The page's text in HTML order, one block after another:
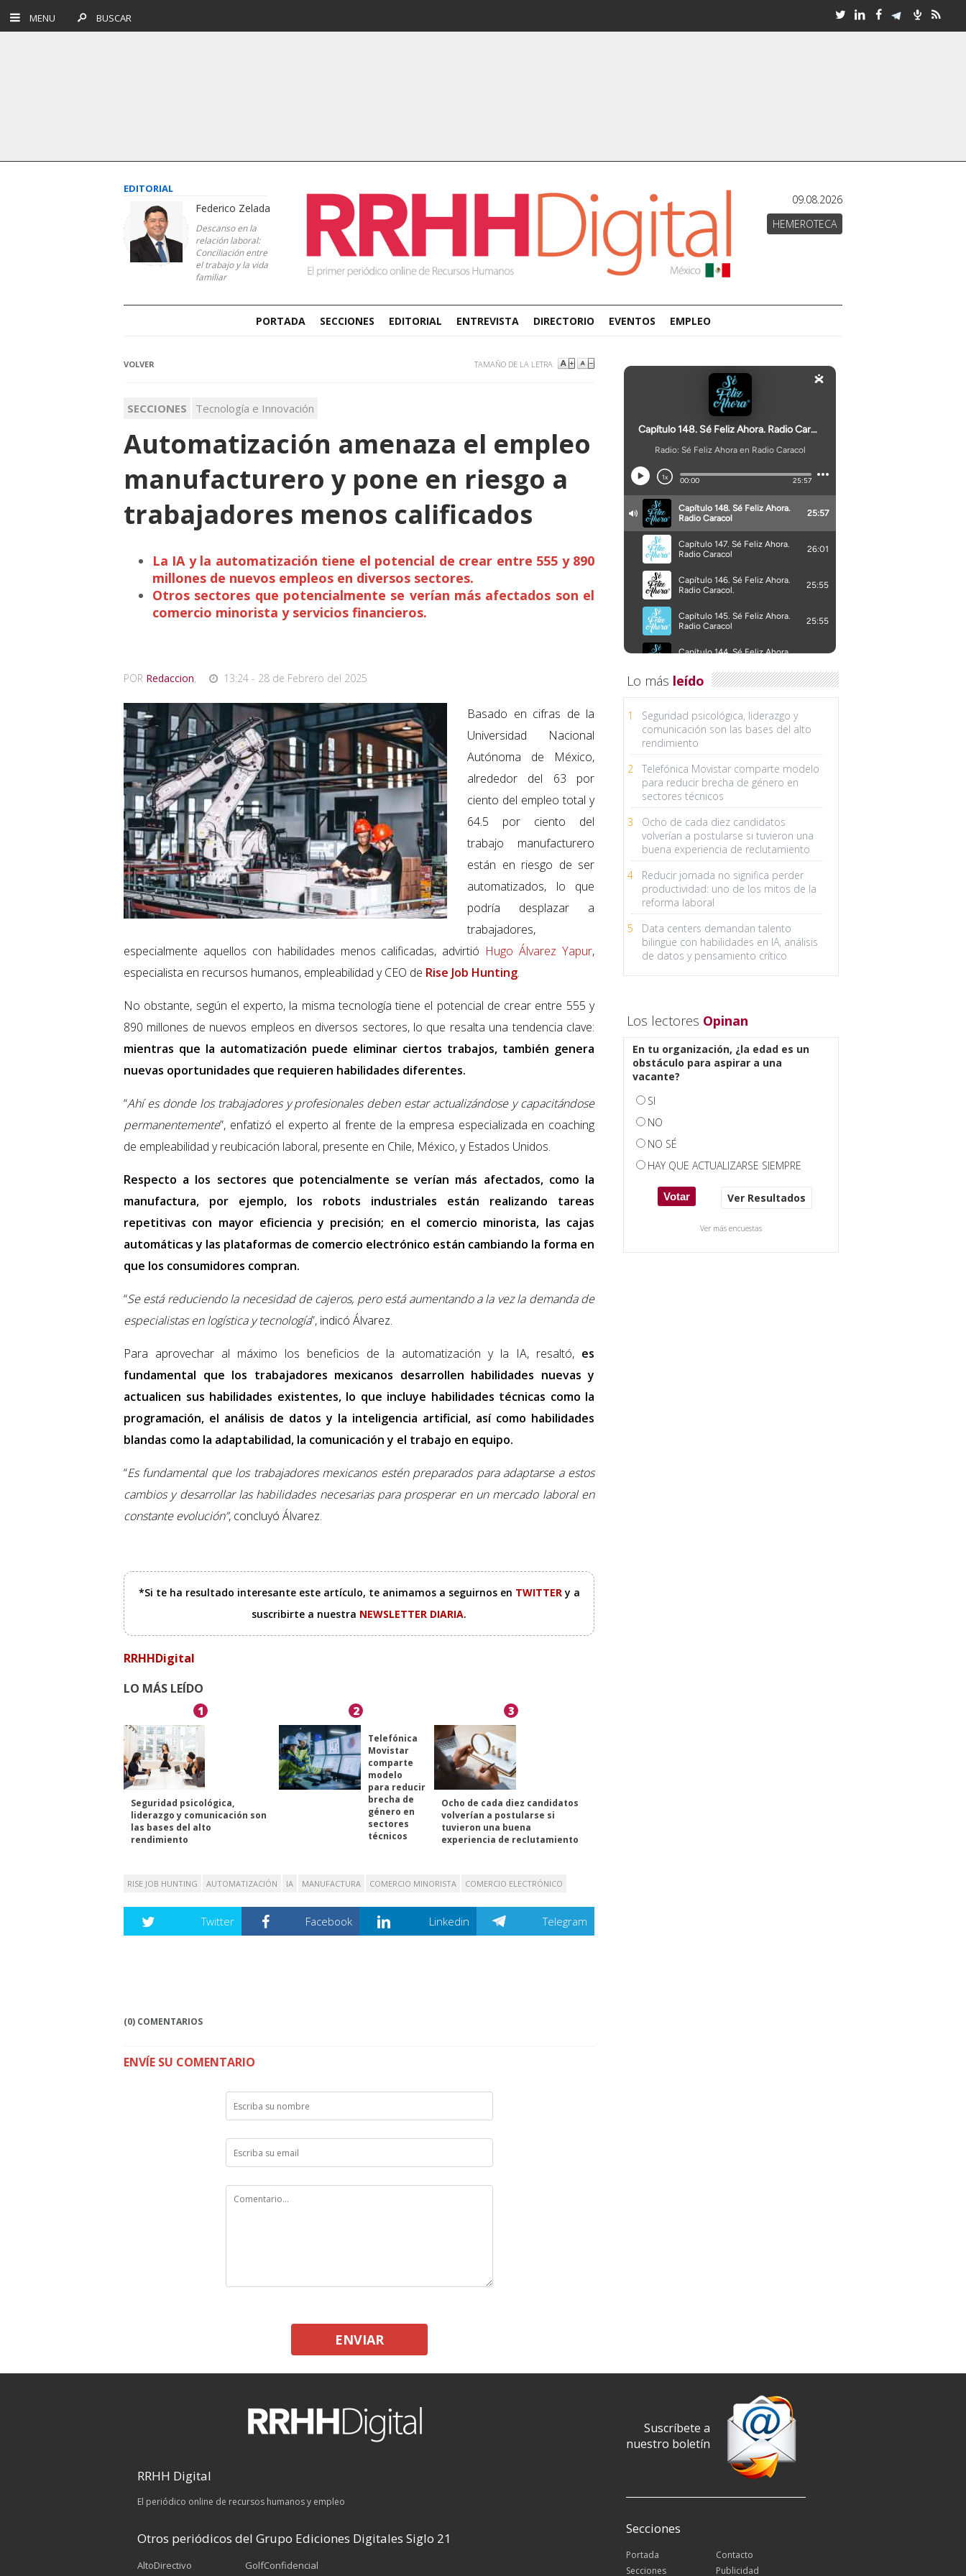
MENU BUSCAR
EDITORIAL
Federico Zelada
Descanso en la
relación laboral:
Conciliación entre
el trabajo y la vida
familiar
09.08.2026
HEMEROTECA
PORTADA SECCIONES EDITORIAL ENTREVISTA DIRECTORIO EVENTOS EMPLEO
VOLVER TAMAÑO DE LA LETRA
SECCIONES Tecnología e Innovación
Automatización amenaza el empleo
manufacturero y pone en riesgo a
trabajadores menos calificados
La IA y la automatización tiene el potencial de crear entre 555 y 890
millones de nuevos empleos en diversos sectores.
Otros sectores que potencialmente se verían más afectados son el
comercio minorista y servicios financieros.
POR Redaccion, 13:24 - 28 de Febrero del 2025
Basado en cifras de la
Universidad Nacional
Autónoma de México,
alrededor del 63 por
ciento del empleo total y
64.5 por ciento del
trabajo manufacturero
están en riesgo de ser
automatizados, lo que
podría desplazar a
trabajadores,
especialmente aquellos con habilidades menos calificadas, advirtió Hugo Álvarez Yapur,
especialista en recursos humanos, empleabilidad y CEO de Rise Job Hunting.
No obstante, según el experto, la misma tecnología tiene el potencial de crear entre 555 y
890 millones de nuevos empleos en diversos sectores, lo que resalta una tendencia clave:
mientras que la automatización puede eliminar ciertos trabajos, también genera
nuevas oportunidades que requieren habilidades diferentes.
“Ahí es donde los trabajadores y profesionales deben estar actualizándose y capacitándose
permanentemente”, enfatizó el experto al frente de la empresa especializada en coaching
de empleabilidad y reubicación laboral, presente en Chile, México, y Estados Unidos.
Respecto a los sectores que potencialmente se verían más afectados, como la
manufactura, por ejemplo, los robots industriales están realizando tareas
repetitivas con mayor eficiencia y precisión; en el comercio minorista, las cajas
automáticas y las plataformas de comercio electrónico están cambiando la forma en
que los consumidores compran.
“Se está reduciendo la necesidad de cajeros, pero está aumentando a la vez la demanda de
especialistas en logística y tecnología”, indicó Álvarez.
Para aprovechar al máximo los beneficios de la automatización y la IA, resaltó, es
fundamental que los trabajadores mexicanos desarrollen habilidades nuevas y
actualicen sus habilidades existentes, lo que incluye habilidades técnicas como la
programación, el análisis de datos y la inteligencia artificial, así como habilidades
blandas como la adaptabilidad, la comunicación y el trabajo en equipo.
“Es fundamental que los trabajadores mexicanos estén preparados para adaptarse a estos
cambios y desarrollar las habilidades necesarias para prosperar en un mercado laboral en
constante evolución”, concluyó Álvarez.
*Si te ha resultado interesante este artículo, te animamos a seguirnos en TWITTERy a
suscribirte a nuestra NEWSLETTER DIARIA.
RRHHDigital
LO MÁS LEÍDO
1
Seguridad psicológica,
liderazgo y comunicación son
las bases del alto
rendimiento
2
Telefónica
Movistar
comparte
modelo
para reducir
brecha de
género en
sectores
técnicos
3
Ocho de cada diez candidatos
volverían a postularse si
tuvieron una buena
experiencia de reclutamiento
RISE JOB HUNTING AUTOMATIZACIÓN IA MANUFACTURA COMERCIO MINORISTA COMERCIO ELECTRÓNICO
Twitter Facebook Linkedin Telegram
(0) COMENTARIOS
ENVÍE SU COMENTARIO
ENVIAR
Lo más leído
1
Seguridad psicológica, liderazgo y
comunicación son las bases del alto
rendimiento
2
Telefónica Movistar comparte modelo
para reducir brecha de género en
sectores técnicos
3
Ocho de cada diez candidatos
volverían a postularse si tuvieron una
buena experiencia de reclutamiento
4
Reducir jornada no significa perder
productividad: uno de los mitos de la
reforma laboral
5
Data centers demandan talento
bilingüe con habilidades en IA, análisis
de datos y pensamiento crítico
Los lectores Opinan
En tu organización, ¿la edad es un
obstáculo para aspirar a una
vacante?
SI
NO
NO SÉ
HAY QUE ACTUALIZARSE SIEMPRE
Ver Resultados
Ver más encuestas
RRHH Digital
El periódico online de recursos humanos y empleo
Otros periódicos del Grupo Ediciones Digitales Siglo 21
AltoDirectivo
GolfConfidencial
Suscríbete a
nuestro boletín
Secciones
Portada
Secciones
Contacto
Publicidad